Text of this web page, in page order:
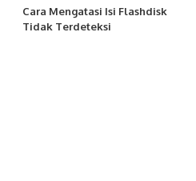
Cara Mengatasi Isi Flashdisk
Tidak Terdeteksi